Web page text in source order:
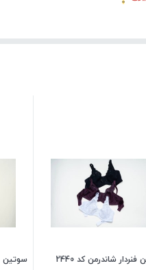
شاندرمن کد 2440 سوتین